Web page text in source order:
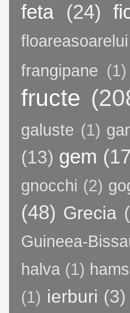
feta (24)
floareasoarelui
frangipane (1)
fructe
galuste (1)
(13) gem
gnocchi (2)
(48) Grecia
Guineea-
halva (1)
(1) ierburi (3)